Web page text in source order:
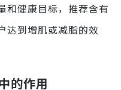
和健康目标，推荐含有
达到增肌或减脂的效
的作用